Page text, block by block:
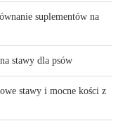
suplementów na
stawy dla psów
stawy i mocne kości z